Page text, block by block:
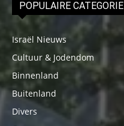
POPULAIRE CATEGORIE
Israël Nieuws
Cultuur & Jodendom
Binnenland
Buitenland
Divers